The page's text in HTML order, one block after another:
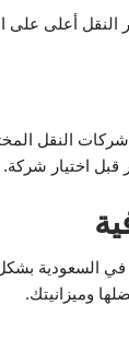
النقل أعلى على
النقل
قبل اختيار شركة.
في السعودية
وميزانيتك.